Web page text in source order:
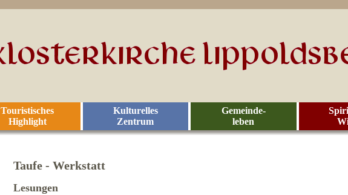
Gemeinde-
leben
Kulturelles
Zentrum
Touristisches
Highlight
Taufe - Werkstatt
Lesungen